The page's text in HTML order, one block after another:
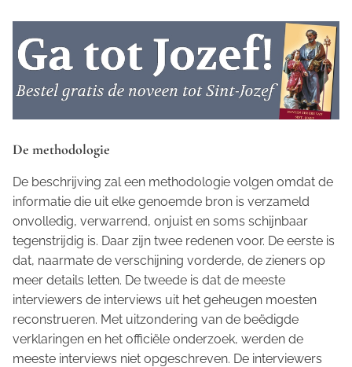
De methodologie
De beschrijving zal een methodologie volgen omdat de
informatie die uit elke genoemde bron is verzameld
onvolledig, verwarrend, onjuist en soms schijnbaar
tegenstrijdig is. Daar zijn twee redenen voor. De eerste is
dat, naarmate de verschijning vorderde, de zieners op
meer details letten. De tweede is dat de meeste
interviewers de interviews uit het geheugen moesten
reconstrueren. Met uitzondering van de beëdigde
verklaringen en het officiële onderzoek, werden de
meeste interviews niet opgeschreven. De interviewers